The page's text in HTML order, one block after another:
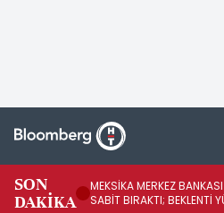
SON
DAKİKA
MEKSİKA MERKEZ
SABİT BIRAKTI; BEKLENTİ